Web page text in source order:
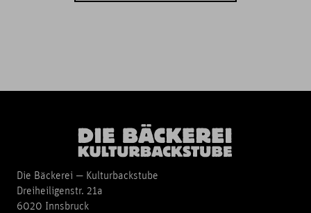
Die Bäckerei — Kulturbackstube
Dreiheiligenstr. 21a
6020 Innsbruck